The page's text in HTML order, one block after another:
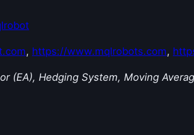
น
สั
, https://www.mqlrobots.com,
(EA), Hedging System, Moving